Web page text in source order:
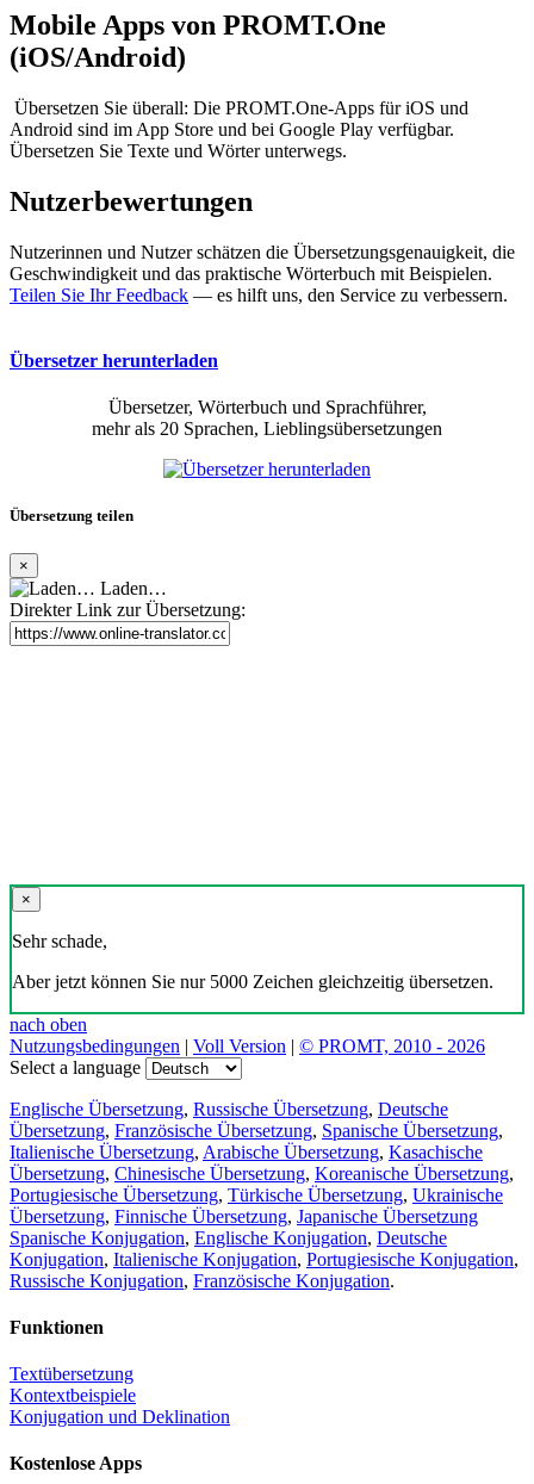
Mobile Apps von PROMT.One
(iOS/Android)
Übersetzen Sie überall: Die PROMT.One-Apps für iOS und
Android sind im App Store und bei Google Play verfügbar.
Übersetzen Sie Texte und Wörter unterwegs.
Nutzerbewertungen
Nutzerinnen und Nutzer schätzen die Übersetzungsgenauigkeit, die
Geschwindigkeit und das praktische Wörterbuch mit Beispielen.
Teilen Sie Ihr Feedback — es hilft uns, den Service zu verbessern.
Übersetzer herunterladen
Übersetzer, Wörterbuch und Sprachführer,
mehr als 20 Sprachen, Lieblingsübersetzungen
Übersetzung teilen
×
Laden…
Direkter Link zur Übersetzung:
×
Sehr schade,
Aber jetzt können Sie nur 5000 Zeichen gleichzeitig übersetzen.
nach oben
Nutzungsbedingungen | Voll Version | © PROMT, 2010 - 2026
Select a language
Englische Übersetzung, Russische Übersetzung, Deutsche
Übersetzung, Französische Übersetzung, Spanische Übersetzung,
Italienische Übersetzung, Arabische Übersetzung, Kasachische
Übersetzung, Chinesische Übersetzung, Koreanische Übersetzung,
Portugiesische Übersetzung, Türkische Übersetzung, Ukrainische
Übersetzung, Finnische Übersetzung, Japanische Übersetzung
Spanische Konjugation, Englische Konjugation, Deutsche
Konjugation, Italienische Konjugation, Portugiesische Konjugation,
Russische Konjugation, Französische Konjugation.
Funktionen
Textübersetzung
Kontextbeispiele
Konjugation und Deklination
Kostenlose Apps